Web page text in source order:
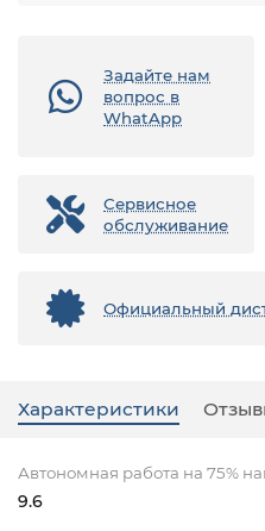
Задайте нам
вопрос в
WhatApp
Сервисное
обслуживание
Официальный
Характеристики
Автономная работа на 75%
9.6